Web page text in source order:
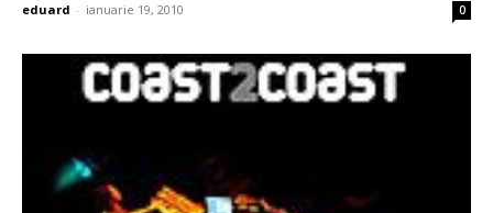
eduard - ianuarie 19, 2010 0